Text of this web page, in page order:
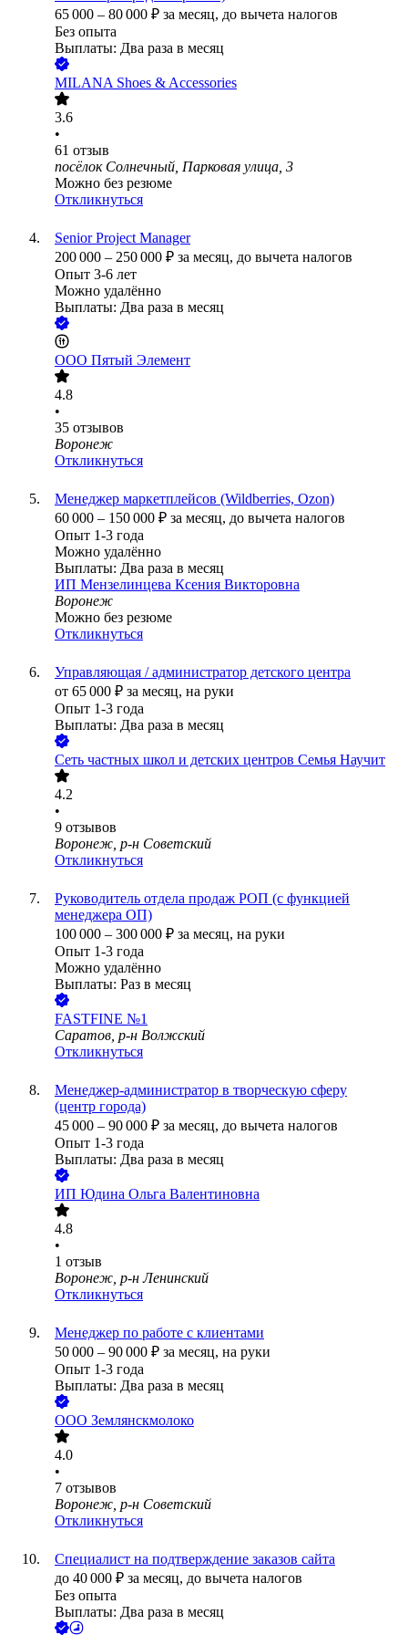
65 000 – 80 000 ₽ за месяц, до вычета налогов
Без опыта
Выплаты: Два раза в месяц
MILANA Shoes & Accessories
3.6
•
61 отзыв
посёлок Солнечный, Парковая улица, 3
Можно без резюме
Откликнуться
Senior Project Manager
200 000 – 250 000 ₽ за месяц, до вычета налогов
Опыт 3-6 лет
Можно удалённо
Выплаты: Два раза в месяц
ООО Пятый Элемент
4.8
•
35 отзывов
Воронеж
Откликнуться
Менеджер маркетплейсов (Wildberries, Ozon)
60 000 – 150 000 ₽ за месяц, до вычета налогов
Опыт 1-3 года
Можно удалённо
Выплаты: Два раза в месяц
ИП Мензелинцева Ксения Викторовна
Воронеж
Можно без резюме
Откликнуться
Управляющая / администратор детского центра
от 65 000 ₽ за месяц, на руки
Опыт 1-3 года
Выплаты: Два раза в месяц
Сеть частных школ и детских центров Семья Научит
4.2
•
9 отзывов
Воронеж, р-н Советский
Откликнуться
Руководитель отдела продаж РОП (с функцией
менеджера ОП)
100 000 – 300 000 ₽ за месяц, на руки
Опыт 1-3 года
Можно удалённо
Выплаты: Раз в месяц
FASTFINE №1
Саратов, р-н Волжский
Откликнуться
Менеджер-администратор в творческую сферу
(центр города)
45 000 – 90 000 ₽ за месяц, до вычета налогов
Опыт 1-3 года
Выплаты: Два раза в месяц
ИП Юдина Ольга Валентиновна
4.8
•
1 отзыв
Воронеж, р-н Ленинский
Откликнуться
Менеджер по работе с клиентами
50 000 – 90 000 ₽ за месяц, на руки
Опыт 1-3 года
Выплаты: Два раза в месяц
ООО Землянскмолоко
4.0
•
7 отзывов
Воронеж, р-н Советский
Откликнуться
Специалист на подтверждение заказов сайта
до 40 000 ₽ за месяц, до вычета налогов
Без опыта
Выплаты: Два раза в месяц